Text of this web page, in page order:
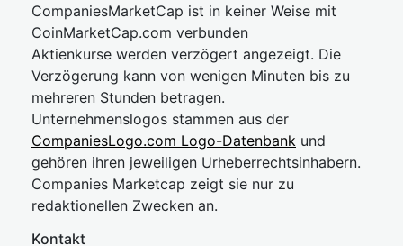
CompaniesMarketCap ist in keiner Weise mit
CoinMarketCap.com verbunden
Aktienkurse werden verzögert angezeigt. Die
Verzögerung kann von wenigen Minuten bis zu
mehreren Stunden betragen.
Unternehmenslogos stammen aus der
CompaniesLogo.com Logo-Datenbank und
gehören ihren jeweiligen Urheberrechtsinhabern.
Companies Marketcap zeigt sie nur zu
redaktionellen Zwecken an.
Kontakt